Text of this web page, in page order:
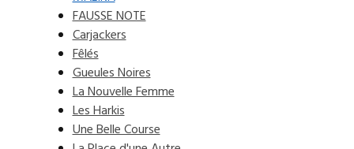
FAUSSE NOTE
Carjackers
Fêlés
Gueules Noires
La Nouvelle Femme
Les Harkis
Une Belle Course